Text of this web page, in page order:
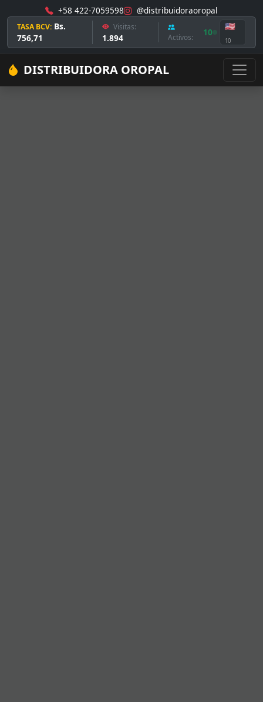
+58 422-7059598 @distribuidoraoropal
TASA BCV: Bs.
756,71
Visitas:
1.894 Activos: 10
🇺🇸
10
DISTRIBUIDORA OROPAL